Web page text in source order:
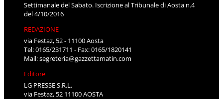
Settimanale del Sabato. Iscrizione al Tribunale di Aosta n.4
del 4/10/2016
REDAZIONE
via Festaz, 52 - 11100 Aosta
Tel: 0165/231711 - Fax: 0165/1820141
Mail:segreteria@gazzettamatin.com
Editore
LG PRESSE S.R.L.
via Festaz, 52 11100 AOSTA